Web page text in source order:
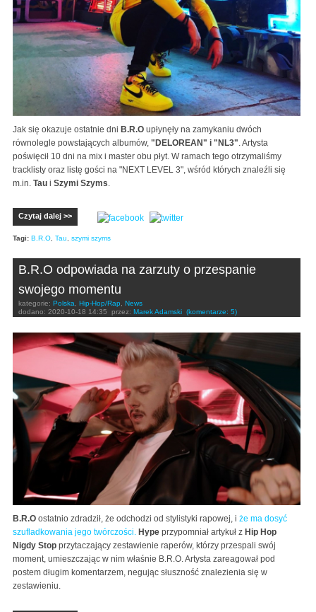
Jak się okazuje ostatnie dni B.R.O upłynęły na zamykaniu dwóch
równolegle powstających albumów, "DELOREAN" i "NL3" . Artysta
poświęcił 10 dni na mix i master obu płyt. W ramach tego otrzymaliśmy
tracklisty oraz listę gości na "NEXT LEVEL 3", wśród których znaleźli się
m.in. Tau i Szymi Szyms
Czytaj dalej >>
Tagi: B.R.O Tau szymi szyms
B.R.O odpowiada na zarzuty o przespanie
swojego momentu
kategorie: Polska Hip-Hop/Rap
News
dodano: 2020-10-18 14:35 przez: Marek Adamski (komentarze: 5)
B.R.O ostatnio zdradził, że odchodzi od stylistyki rapowej, i że ma dosyć
szufladkowania jego twórczości. Hype przypomniał artykuł z Hip Hop
Nigdy Stop przytaczający zestawienie raperów, którzy przespali swój
moment, umieszczając w nim właśnie B.R.O. Artysta zareagował pod
postem długim komentarzem, negując słuszność znalezienia się w
zestawieniu.